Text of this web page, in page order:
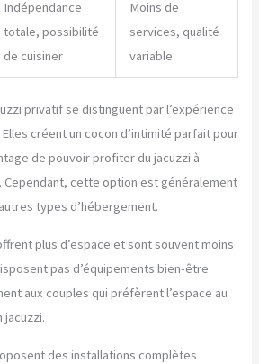
Indépendance
totale, possibilité
de cuisiner
Moins de
services, qualité
variable
privatif se distinguent par l’expérience
créent un cocon d’intimité parfait pour
de pouvoir profiter du jacuzzi à
Cependant, cette option est généralement
types d’hébergement.
plus d’espace et sont souvent moins
pas d’équipements bien-être
aux couples qui préfèrent l’espace au
jacuzzi.
des installations complètes